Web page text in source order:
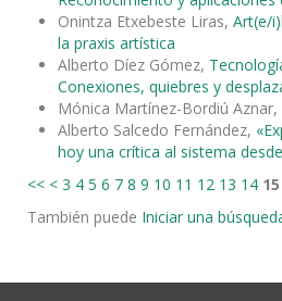
Onintza Etxebeste Liras, Art(e/
la praxis artística
Alberto Díez Gómez,
Conexiones, quiebres y
Mónica Martínez-Bordiú Aznar,
Alberto Salcedo Fernández,
hoy una crítica al sistema
<< < 3 4 5 6 7 8 9 10 11 12 13 14 15
También puede Iniciar una